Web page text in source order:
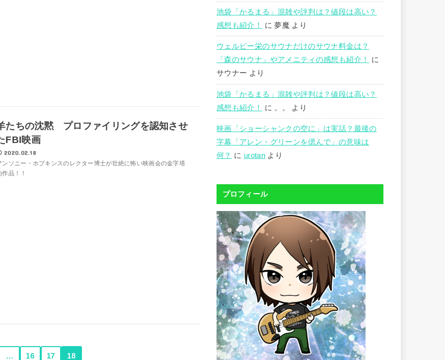
たちの沈黙 プロファイリングを認知させ
FBI映画
2020.02.18
ンソニー・ホプキンスのレクター博士が壮絶に怖い映画会の金字塔
作品！！
… 16 17 18
池袋「かるまる」混雑や評判は？値段は高い？
感想も紹介！
に夢魔 より
ウェルビー栄のサウナだけのサウナ料金は？
「森のサウナ」やアメニティの感想も紹介！
に
サウナー より
池袋「かるまる」混雑や評判は？値段は高い？
感想も紹介！
に 。。 より
映画「ショーシャンクの空に」は実話？最後の
字幕「アレン・グリーンを偲んで」の意味は
何？
に urotan より
プロフィール